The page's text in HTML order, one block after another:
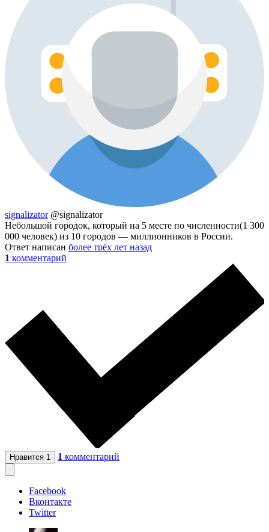
signalizator @signalizator
Небольшой городок, который на 5 месте по численности(1 300
000 человек) из 10 городов — миллионников в России.
Ответ написан более трёх лет назад
1 комментарий
Нравится 1 1 комментарий
Facebook
Вконтакте
Twitter